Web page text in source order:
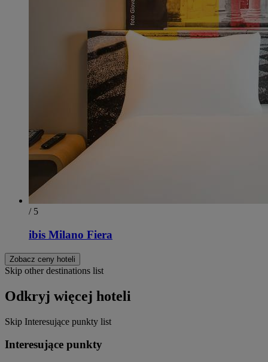
/ 5
ibis Milano Fiera
Zobacz ceny hoteli
Skip other destinations list
Odkryj więcej hoteli
Skip Interesujące punkty list
Interesujące punkty